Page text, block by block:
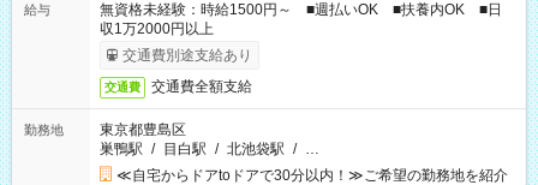
給与
無資格未経験：時給1500円～ ■週払いOK ■扶養内OK ■日
収1万2000円以上
交通費別途支給あり
交通費 交通費全額支給
勤務地
東京都豊島区
巣鴨駅 / 目白駅 / 北池袋駅 / …
≪自宅からドアtoドアで30分以内！≫ご希望の勤務地を紹介